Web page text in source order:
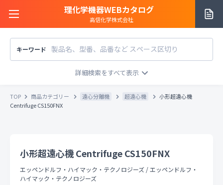
理化学機器WEBカタログ
高信化学株式会社
サイトご利用方法
お知らせ一覧
キーワード
メーカー/販売元
税込 税抜 価格「お問い合わせ」を除外
条件をクリア
TOP 商品カテゴリー 遠心分離機 超遠心機
小形超遠心機
Centrifuge CS150FNX
小形超遠心機 Centrifuge CS150FNX
エッペンドルフ・ハイマック・テクノロジーズ /エッペンドルフ・
ハイマック・テクノロジーズ